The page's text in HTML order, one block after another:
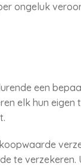
ongeluk
een
elk hun eigen
te verzekeren.